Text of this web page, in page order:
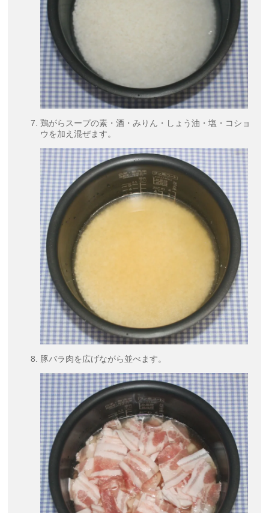
鶏がらスープの素・酒・みりん・しょう油・塩・コショ
ウを加え混ぜます。
豚バラ肉を広げながら並べます。